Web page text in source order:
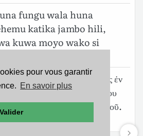
pour vous garantir
En savoir plus
Valider
fungu wala huna
katika jambo hili,
kuwa moyo wako si
ἔστιν σοι μερὶς οὐδὲ κλῆρος ἐν
λόγῳ τούτῳ, ἡ γὰρ καρδία σου
ἔστιν εὐθεῖα ⸀ἔναντι τοῦ θεοῦ.